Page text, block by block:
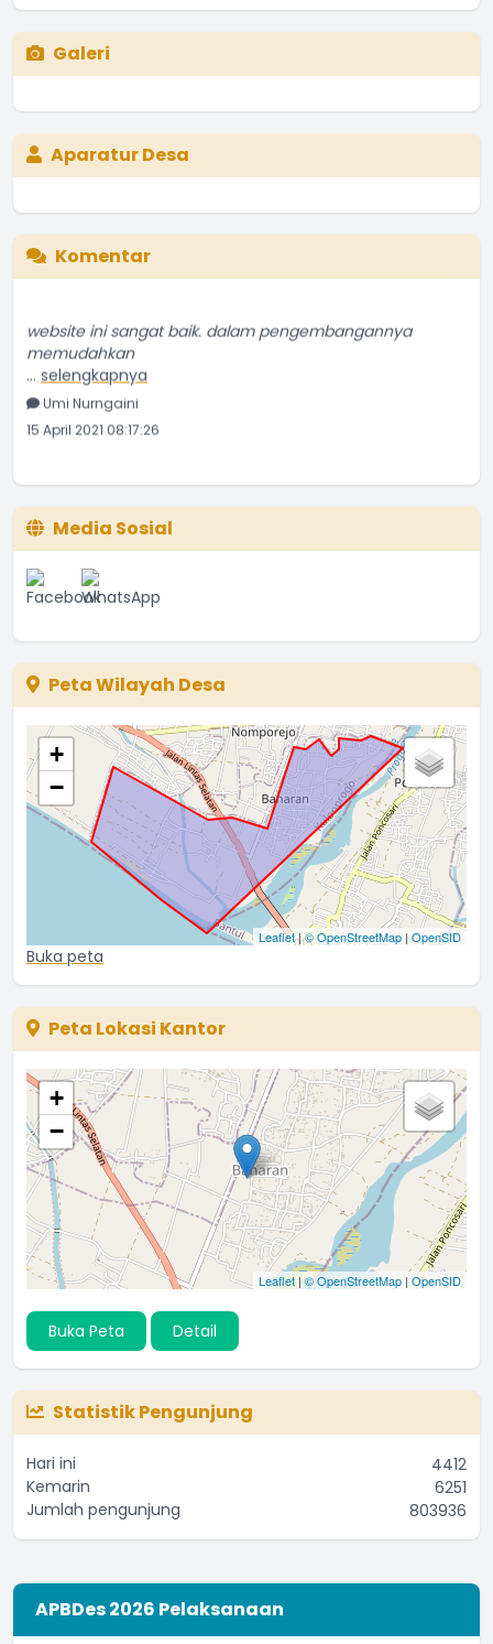
Galeri
Aparatur Desa
Komentar
website ini sangat baik. dalam pengembangannya
memudahkan
...selengkapnya
Umi Nurngaini
15 April 2021 08:17:26
Media Sosial
Peta Wilayah Desa
+
−
Leaflet|© OpenStreetMap | OpenSID
Buka peta
Peta Lokasi Kantor
+
−
Leaflet|© OpenStreetMap| OpenSID
Buka Peta Detail
Statistik Pengunjung
Hari ini
4412
Kemarin
6251
Jumlah pengunjung
803936
APBDes 2026 Pelaksanaan